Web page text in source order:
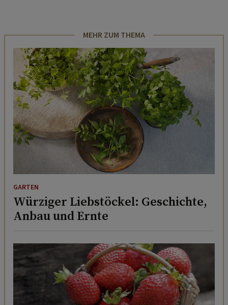
MEHR ZUM THEMA
GARTEN
Würziger Liebstöckel: Geschichte,
Anbau und Ernte